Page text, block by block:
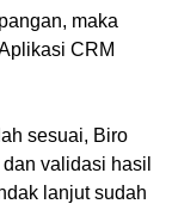
maka
CRM
sesuai, Biro
validasi hasil
lanjut sudah